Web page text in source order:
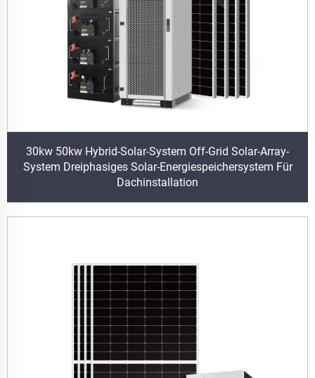
30kw 50kw Hybrid-Solar-System Off-Grid Solar-Array-
System Dreiphasiges Solar-Energiespeichersystem Für
Dachinstallation